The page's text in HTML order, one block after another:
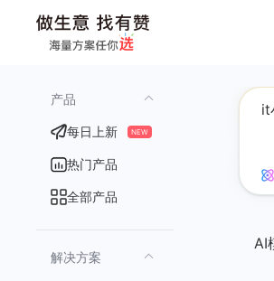
产品
每日上新 NEW
热门产品
全部产品
解决方案
AI